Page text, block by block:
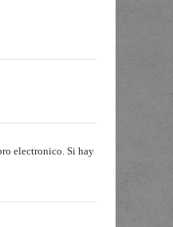
electronico. Si hay